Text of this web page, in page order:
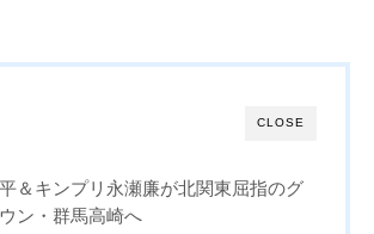
CLOSE
＆キンプリ永瀬廉が北関東屈指のグ
ン・群馬高崎へ